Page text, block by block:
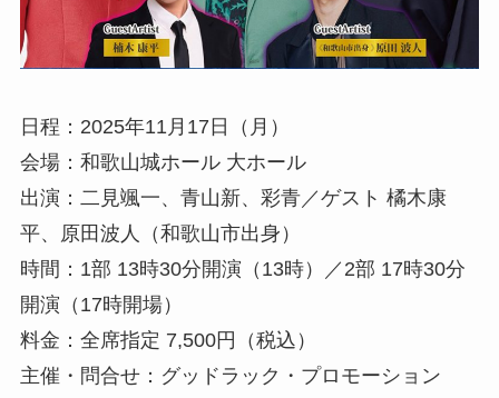
日程：2025年11月17日（月）
会場：和歌山城ホール 大ホール
出演：二見颯一、青山新、彩青／ゲスト 橘木康
平、原田波人（和歌山市出身）
時間：1部 13時30分開演（13時）／2部 17時30分
開演（17時開場）
料金：全席指定 7,500円（税込）
主催・問合せ：グッドラック・プロモーション